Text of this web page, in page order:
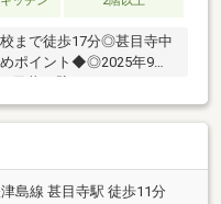
まで徒歩17分◎甚目寺中
ポイント◆◎2025年9月
、クッションフロア張
イレ）、キッチンシャワ
ャワー・鏡新品交換、洗
、畳表替 、襖・障子貼
スイッチコスモ新品交
島線 甚目寺駅 徒歩11分